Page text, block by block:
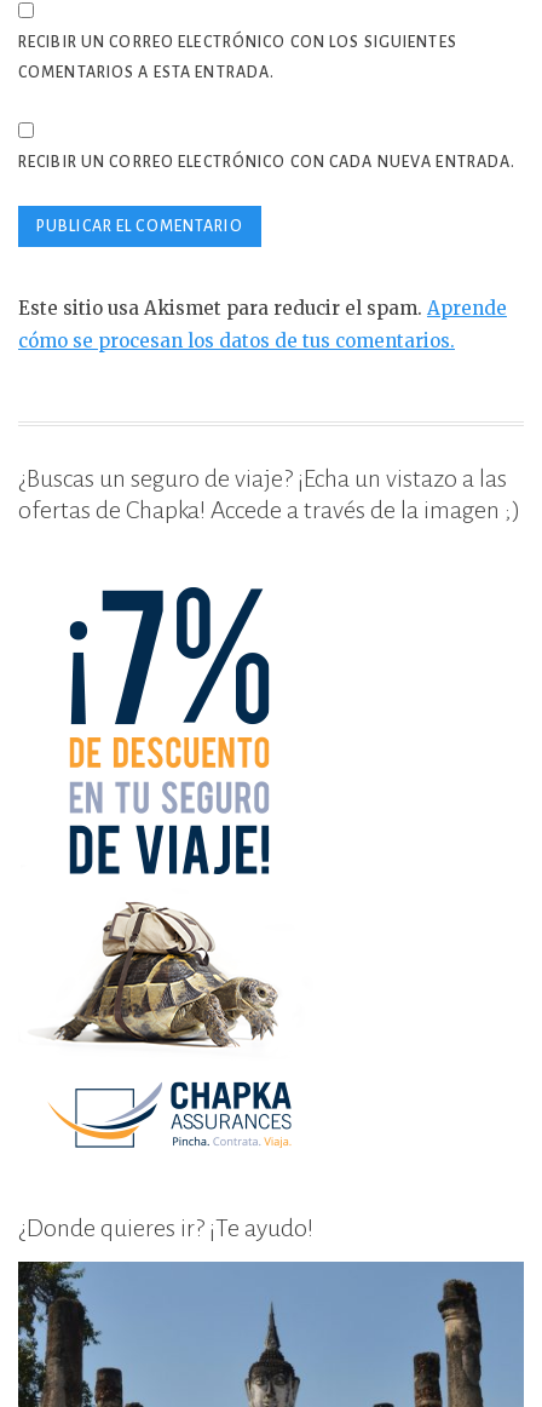
RECIBIR UN CORREO ELECTRÓNICO CON LOS SIGUIENTES
COMENTARIOS A ESTA ENTRADA.
RECIBIR UN CORREO ELECTRÓNICO CON CADA NUEVA ENTRADA.
Este sitio usa Akismet para reducir el spam. Aprende
cómo se procesan los datos de tus comentarios.
¿Buscas un seguro de viaje? ¡Echa un vistazo a las
ofertas de Chapka! Accede a través de la imagen ;)
¿Donde quieres ir? ¡Te ayudo!